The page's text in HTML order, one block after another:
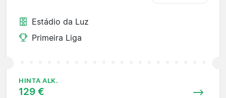
Estádio da Luz
Primeira Liga
HINTA ALK.
129 €